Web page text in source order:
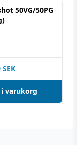
50VG/50PG
SEK
i varukorg